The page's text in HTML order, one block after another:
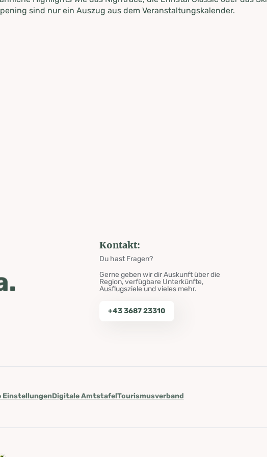
sind nur ein Auszug aus dem Veranstaltungskalender.
Kontakt:
Du hast Fragen?
Gerne geben wir dir Auskunft über die
Region, verfügbare Unterkünfte,
Ausflugsziele und vieles mehr.
+43 3687 23310
EinstellungenDigitale AmtstafelTourismusverband